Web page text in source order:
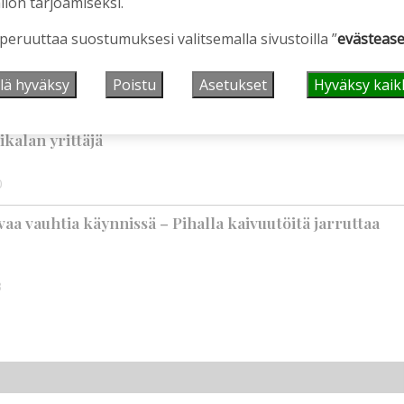
– vaikka villitystäkin on havaittavissa, sanoo
yrittäjä
vauhtia käynnissä – Pihalla kaivuutöitä jarruttaa
suostumuksesi valitsemalla sivustoilla ”
hyväksy Poistu Asetukset Hyväksy